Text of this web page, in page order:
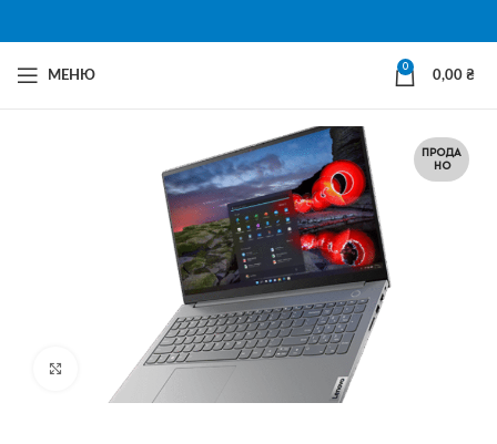
МЕНЮ
0
0,00 ₴
ПРОДА
НО
Натисни щоб збільшити